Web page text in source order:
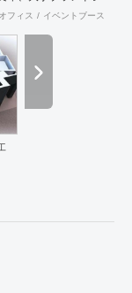
施設、ロードサイ
社創業からの「内
ームがおります。
いりました。伝達・
工期間が速いと自
東北・東海・北
四国・沖縄・離島
オフィス イベントブース・シ